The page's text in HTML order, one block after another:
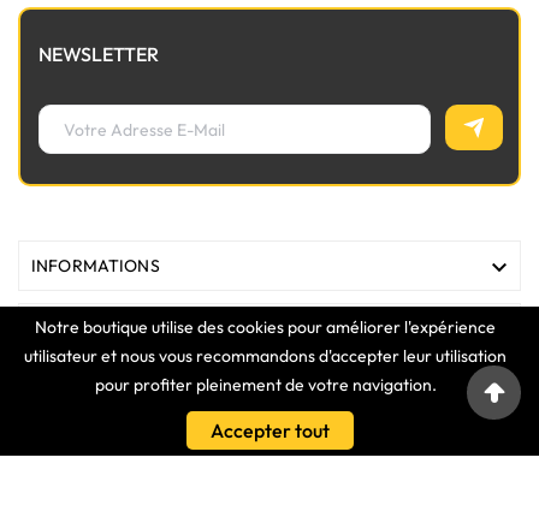
Notre boutique utilise des cookies pour améliorer l'expérience
utilisateur et nous vous recommandons d'accepter leur utilisation
pour profiter pleinement de votre navigation.
Accepter tout
NEWSLETTER
INFORMATIONS 
MAGASIN 

VOTRE COMPTE 